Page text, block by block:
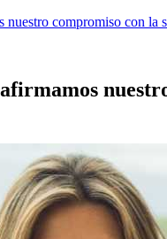
compromiso con